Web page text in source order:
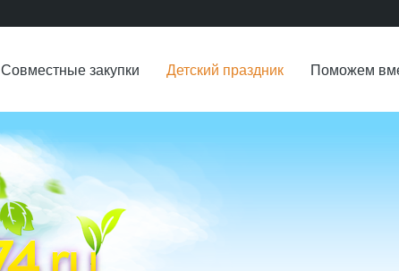
Совместные закупки Детский праздник Поможем